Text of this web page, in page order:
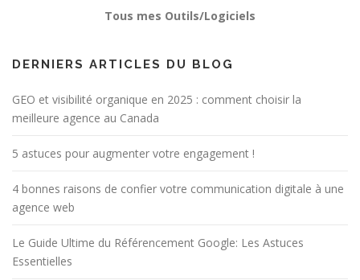
Tous mes Outils/Logiciels
DERNIERS ARTICLES DU BLOG
GEO et visibilité organique en 2025 : comment choisir la
meilleure agence au Canada
5 astuces pour augmenter votre engagement !
4 bonnes raisons de confier votre communication digitale à une
agence web
Le Guide Ultime du Référencement Google: Les Astuces
Essentielles